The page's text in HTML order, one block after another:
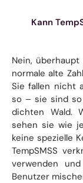
Kann
Nein,
normale alte
Sie fallen nicht
so – sie sind so
dichten Wald.
sehen sie wie
keine spezielle
TempSMSS
verwenden
Benutzer